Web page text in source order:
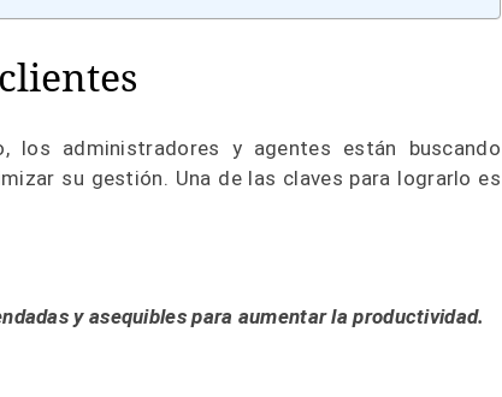
los administradores y agentes están buscando
su gestión. Una de las claves para lograrlo es
y asequibles para aumentar la productividad.